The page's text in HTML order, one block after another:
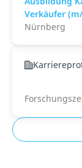
Verkäufer
Nürnberg